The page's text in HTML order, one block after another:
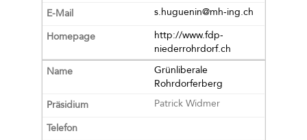
s.huguenin@mh-ing.ch
http://www.fdp-
niederrohrdorf.ch
Grünliberale
Rohrdorferberg
Patrick Widmer